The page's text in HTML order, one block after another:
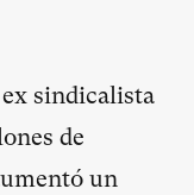
sindicalista
de
un